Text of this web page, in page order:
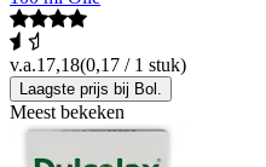
v.a.17,18(0,17 / 1 stuk)
Laagste prijs bij Bol.
Meest bekeken